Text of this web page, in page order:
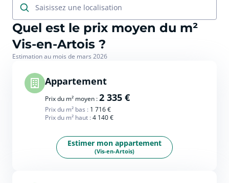
Saisissez une localisation
Quel est le prix moyen du m²
Vis-en-Artois ?
Estimation au mois de mars 2026
Appartement
Prix du m² moyen :2 335 €
Prix du m² bas : 1 716 €
Prix du m² haut :4 140 €
Estimer mon appartement
(Vis-en-Artois)